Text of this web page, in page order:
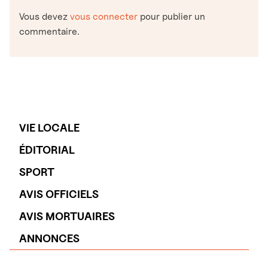
VIE LOCALE
ÉDITORIAL
SPORT
AVIS OFFICIELS
AVIS MORTUAIRES
ANNONCES
Vous devez vous connecter pour publier un
commentaire.